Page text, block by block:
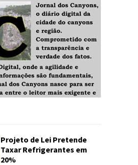
Projeto de Lei Pretende
Taxar Refrigerantes em
20%